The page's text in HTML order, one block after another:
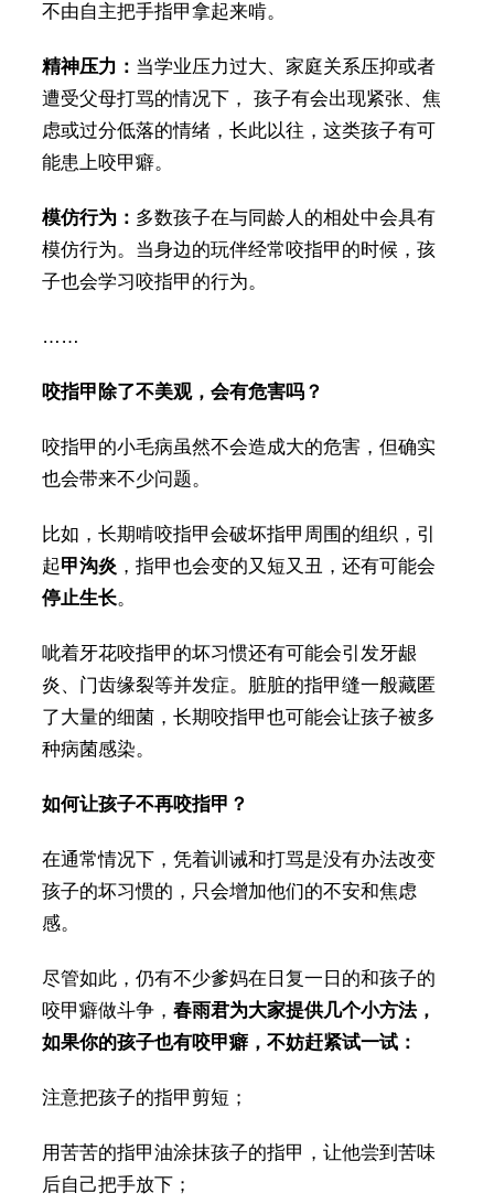
不由自主把手指甲拿起来啃。
精神压力： 当学业压力过大、家庭关系压抑或者
遭受父母打骂的情况下， 孩子有会出现紧张、焦
虑或过分低落的情绪，长此以往，这类孩子有可
能患上咬甲癖。
模仿行为： 多数孩子在与同龄人的相处中会具有
模仿行为。当身边的玩伴经常咬指甲的时候，孩
子也会学习咬指甲的行为。
……
咬指甲除了不美观，会有危害吗？
咬指甲的小毛病虽然不会造成大的危害，但确实
也会带来不少问题。
比如，长期啃咬指甲会破坏指甲周围的组织，引
起甲沟炎 ，指甲也会变的又短又丑，还有可能会
停止生长。
呲着牙花咬指甲的坏习惯还有可能会引发牙龈
炎、门齿缘裂等并发症。脏脏的指甲缝一般藏匿
了大量的细菌，长期咬指甲也可能会让孩子被多
种病菌感染。
如何让孩子不再咬指甲？
在通常情况下，凭着训诫和打骂是没有办法改变
孩子的坏习惯的，只会增加他们的不安和焦虑
感。
尽管如此，仍有不少爹妈在日复一日的和孩子的
咬甲癖做斗争， 春雨君为大家提供几个小方法，
如果你的孩子也有咬甲癖，不妨赶紧试一试：
注意把孩子的指甲剪短；
用苦苦的指甲油涂抹孩子的指甲，让他尝到苦味
后自己把手放下；